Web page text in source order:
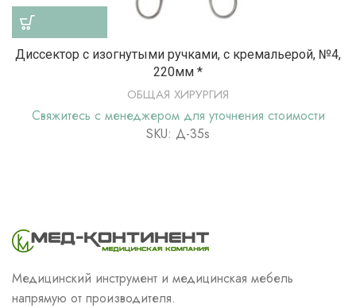
Диссектор с изогнутыми ручками, с кремальерой, №4,
220мм *
ОБЩАЯ ХИРУРГИЯ
Свяжитесь с менеджером для уточнения стоимости
SKU: Д-35s
Медицинский инструмент и медицинская мебель
напрямую от производителя.